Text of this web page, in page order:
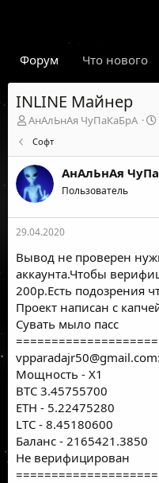
Форум Что нового
INLINE Майнер
А
о
р
т
е
м
ы
АнАлЬнАя ЧуПаКаБрА
Софт
АнАлЬнАя
Пользователь
29.04.2020
Вывод не проверен
аккаунта.Чтобы
200р.Есть подозрения
Проект написан с
Сувать мыло пасс
====================
vpparadajr50@gmail.com
Мощность - X1
BTC 3.45755700
ETH - 5.22475280
LTC - 8.45180600
Баланс - 2165421.3850
Не верифицирован
====================